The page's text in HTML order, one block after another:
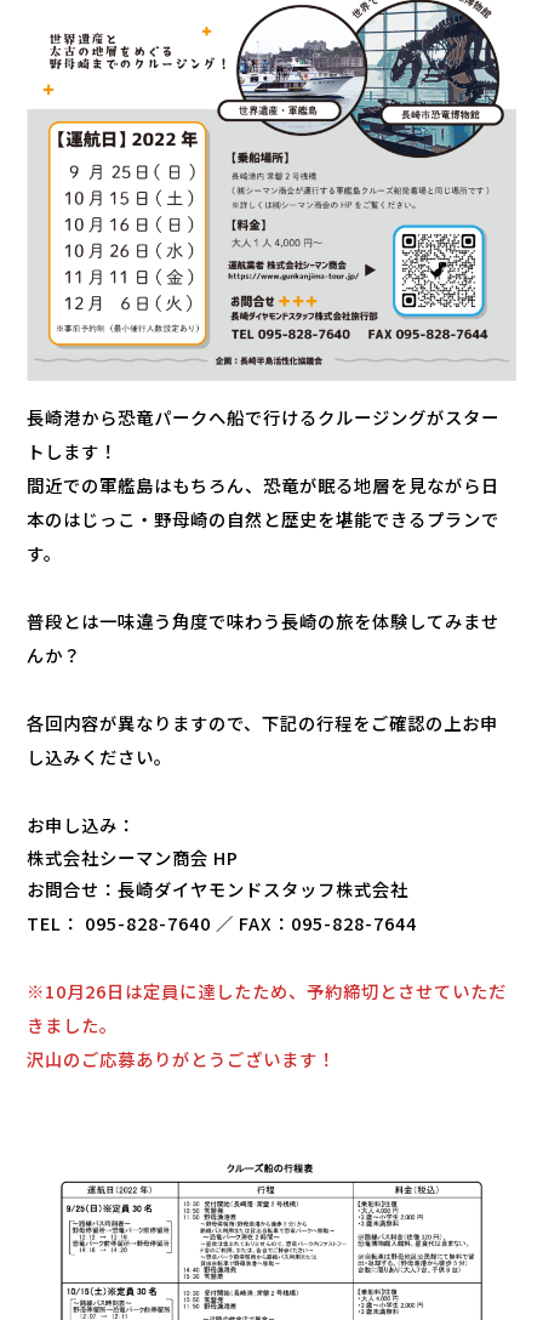
長崎港から恐竜パークへ船で行けるクルージングがスター
トします！
間近での軍艦島はもちろん、恐竜が眠る地層を見ながら日
本のはじっこ・野母崎の自然と歴史を堪能できるプランで
す。
普段とは一味違う角度で味わう長崎の旅を体験してみませ
んか？
各回内容が異なりますので、下記の行程をご確認の上お申
し込みください。
お申し込み：
株式会社シーマン商会 HP
お問合せ：長崎ダイヤモンドスタッフ株式会社
TEL： 095-828-7640 ／ FAX：095-828-7644
※10月26日は定員に達したため、予約締切とさせていただ
きました。
沢山のご応募ありがとうございます！